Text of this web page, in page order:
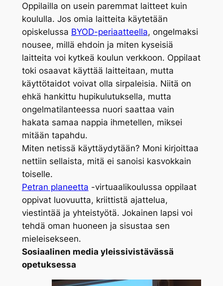
Oppilailla on usein paremmat laitteet kuin
koululla. Jos omia laitteita käytetään
opiskelussa BYOD-periaatteella, ongelmaksi
nousee, millä ehdoin ja miten kyseisiä
laitteita voi kytkeä koulun verkkoon. Oppilaat
toki osaavat käyttää laitteitaan, mutta
käyttötaidot voivat olla sirpaleisia. Niitä on
ehkä hankittu hupikulutuksella, mutta
ongelmatilanteessa nuori saattaa vain
hakata samaa nappia ihmetellen, miksei
mitään tapahdu.
Miten netissä käyttäydytään? Moni kirjoittaa
nettiin sellaista, mitä ei sanoisi kasvokkain
toiselle.
Petran planeetta -virtuaalikoulussa oppilaat
oppivat luovuutta, kriittistä ajattelua,
viestintää ja yhteistyötä. Jokainen lapsi voi
tehdä oman huoneen ja sisustaa sen
mieleisekseen.
Sosiaalinen media yleissivistävässä
opetuksessa